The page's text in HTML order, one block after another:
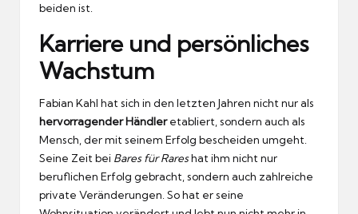
beiden ist.
Karriere und persönliches
Wachstum
Fabian Kahl hat sich in den letzten Jahren nicht nur als
hervorragender Händleretabliert, sondern auch als
Mensch, der mit seinem Erfolg bescheiden umgeht.
Seine Zeit bei Bares für Rareshat ihm nicht nur
beruflichen Erfolg gebracht, sondern auch zahlreiche
private Veränderungen. So hat er seine